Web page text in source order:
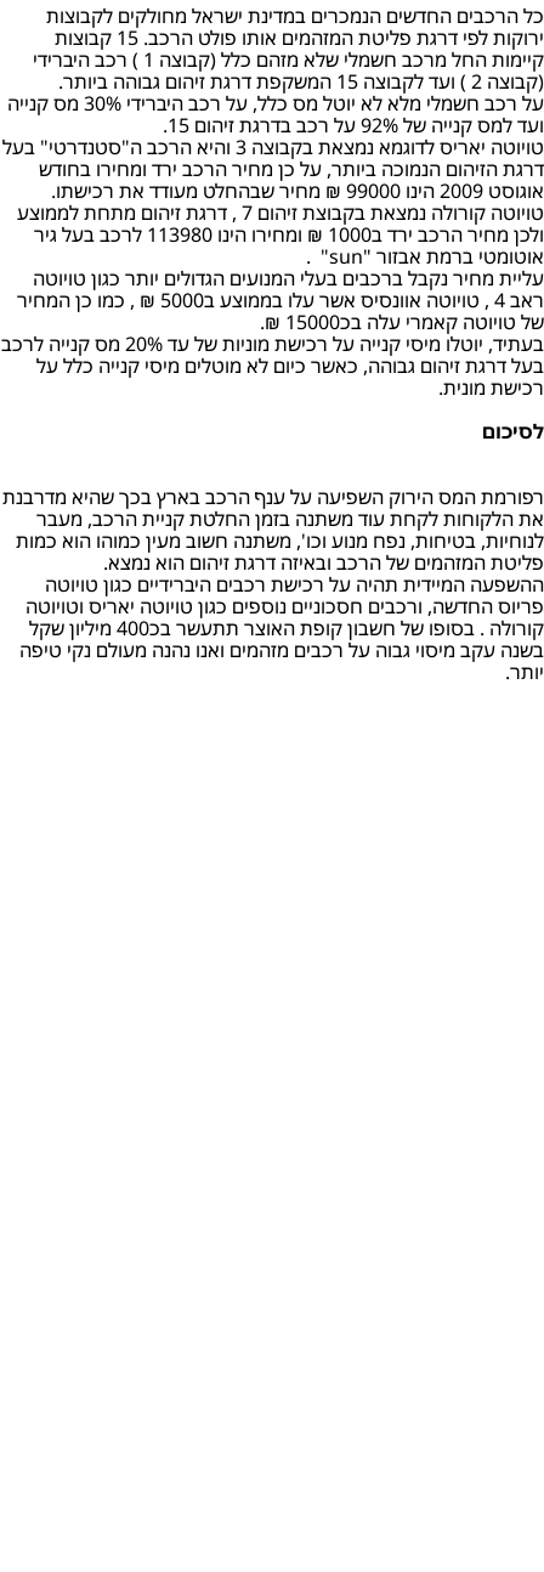
כל הרכבים החדשים הנמכרים במדינת ישראל מחולקים לקבוצות
ירוקות לפי דרגת פליטת המזהמים אותו פולט הרכב. 15 קבוצות
קיימות החל מרכב חשמלי שלא מזהם כלל (קבוצה 1 ) רכב היברידי
(קבוצה 2 ) ועד לקבוצה 15 המשקפת דרגת זיהום גבוהה ביותר.
על רכב חשמלי מלא לא יוטל מס כלל, על רכב היברידי 30% מס קנייה
ועד למס קנייה של 92% על רכב בדרגת זיהום 15.
טויוטה יאריס לדוגמא נמצאת בקבוצה 3 והיא הרכב ה"סטנדרטי" בעל
דרגת הזיהום הנמוכה ביותר, על כן מחיר הרכב ירד ומחירו בחודש
אוגוסט 2009 הינו 99000 ₪ מחיר שבהחלט מעודד את רכישתו.
טויוטה קורולה נמצאת בקבוצת זיהום 7 , דרגת זיהום מתחת לממוצע
ולכן מחיר הרכב ירד ב1000 ₪ ומחירו הינו 113980 לרכב בעל גיר
אוטומטי ברמת אבזור "sun" .
עליית מחיר נקבל ברכבים בעלי המנועים הגדולים יותר כגון טויוטה
ראב 4 , טויוטה אוונסיס אשר עלו בממוצע ב5000 ₪ , כמו כן המחיר
של טויוטה קאמרי עלה בכ15000 ₪.
בעתיד, יוטלו מיסי קנייה על רכישת מוניות של עד 20% מס קנייה לרכב
בעל דרגת זיהום גבוהה, כאשר כיום לא מוטלים מיסי קנייה כלל על
רכישת מונית.
לסיכום
רפורמת המס הירוק השפיעה על ענף הרכב בארץ בכך שהיא מדרבנת
את הלקוחות לקחת עוד משתנה בזמן החלטת קניית הרכב, מעבר
לנוחיות, בטיחות, נפח מנוע וכו', משתנה חשוב מעין כמוהו הוא כמות
פליטת המזהמים של הרכב ובאיזה דרגת זיהום הוא נמצא.
ההשפעה המיידית תהיה על רכישת רכבים היברידיים כגון טויוטה
פריוס החדשה, ורכבים חסכוניים נוספים כגון טויוטה יאריס וטויוטה
קורולה . בסופו של חשבון קופת האוצר תתעשר בכ400 מיליון שקל
בשנה עקב מיסוי גבוה על רכבים מזהמים ואנו נהנה מעולם נקי טיפה
יותר.